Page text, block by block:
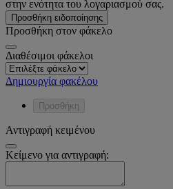
στην ενότητα του λογαριασμού σας.
Προσθήκη ειδοποίησης
Προσθήκη στον φάκελο
Διαθέσιμοι φάκελοι
Δημιουργία φακέλου
Προσθήκη
Αντιγραφή κειμένου
Κείμενο για αντιγραφή: